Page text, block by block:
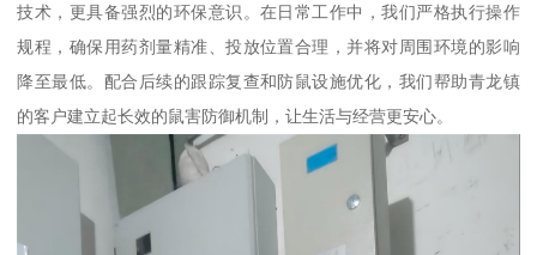
技术，更具备强烈的环保意识。在日常工作中，我们严格执行操作
规程，确保用药剂量精准、投放位置合理，并将对周围环境的影响
降至最低。配合后续的跟踪复查和防鼠设施优化，我们帮助青龙镇
的客户建立起长效的鼠害防御机制，让生活与经营更安心。